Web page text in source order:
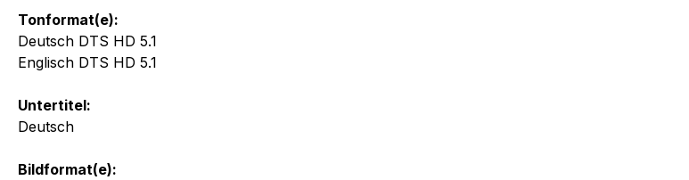
Tonformat(e):
Deutsch DTS HD 5.1
Englisch DTS HD 5.1
Untertitel:
Deutsch
Bildformat(e):